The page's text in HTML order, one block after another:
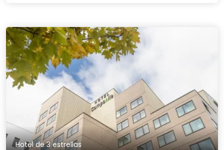
Hotel de 3 estrellas